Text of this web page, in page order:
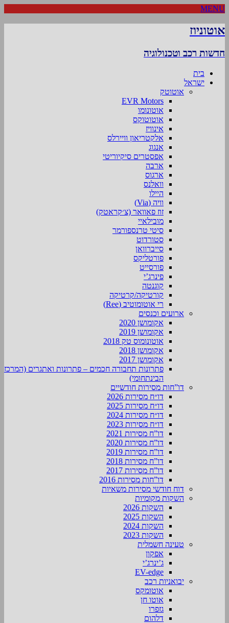
MENU
אוטוניוז
חדשות רכב וטכנולוגיה
בית
ישראל
אוטוטק
EVR Motors
אוטונומו
אוטוטוקס
אינוויז
אלקטריאון וויירלס
אנגוג
אפסטרים סיקיוריטי
ארבה
ארגוס
וואלנס
היילו
וויה (Via)
זוז פאוואר (צ׳קראטק)
מובילאיי
סיטי טרנספורמר
סטורדוט
סייברוואן
פורטליקס
פורסייט
פינרג’י
קוגנטה
קורטיקה/קרטיקה
רי אוטומוטיב (Ree)
ארועים וכנסים
אקומושן 2020
אקומושן 2019
אוטונומוס טק 2018
אקומושן 2018
אקומושן 2017
פתרונות תחבורה חכמים – פתרונות ואתגרים (המרכז
הבינתחומי)
דו”חות מסירות חודשיים
דו״ח מסירות 2026
דו״ח מסירות 2025
דו״ח מסירות 2024
דו״ח מסירות 2023
דו”ח מסירות 2021
דו”ח מסירות 2020
דו”ח מסירות 2019
דו”ח מסירות 2018
דו”ח מסירות 2017
דו”חות מסירות 2016
דוח חודשי מסירות משאיות
השקות מקומיות
השקות 2026
השקות 2025
השקות 2024
השקות 2023
טעינה חשמלית
אפקון
ג’ינרג’י
EV-edge
יבואניות רכב
אוטומקס
אוטו חן
גזפרו
דלהום